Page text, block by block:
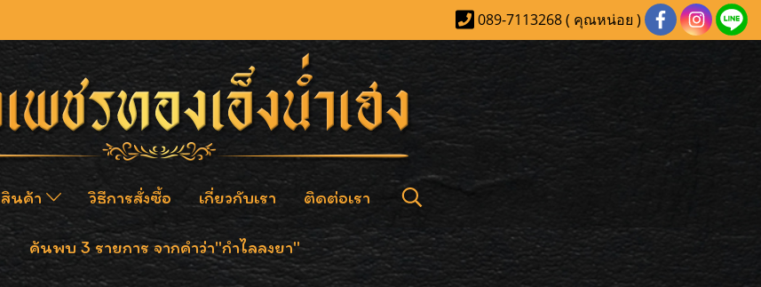
089-7113268 ( คุณหน่อย )
สินค้า วิธีการสั่งซื้อ เกี่ยวกับเรา ติดต่อเรา
ค้นพบ 3 รายการ จากคำว่า"กำไลลงยา"